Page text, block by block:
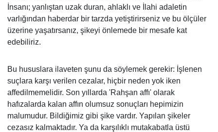
İnsanı; yanlıştan uzak duran, ahlaklı ve İlahi adaletin
varlığından haberdar bir tarzda yetiştirirseniz ve bu ölçüler
üzerine yaşatırsanız, şikeyi önlemede bir mesafe kat
edebiliriz.
Bu hususlara ilaveten şunu da söylemek gerekir: İşlenen
suçlara karşı verilen cezalar, hiçbir neden yok iken
affedilmemelidir. Son yıllarda 'Rahşan affı' olarak
hafızalarda kalan affın olumsuz sonuçları hepimizin
malumudur. Bildiğimiz gibi şike vardır. Yapılan şikeler
cezasız kalmaktadır. Ya da karşılıklı mutakabatla üstü